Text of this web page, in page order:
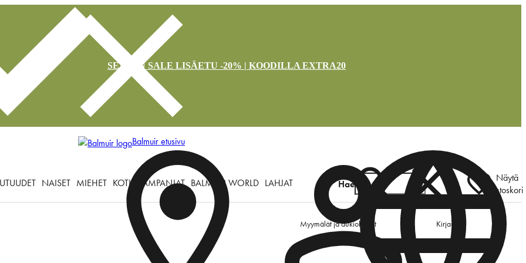
SEASON SALE LISÄETU -20% | KOODILLA EXTRA20
Balmuir etusivu
Myymälät ja aukioloajat Kirjaudu
NAISET MIEHET KOTI KAMPANJAT BALMUIR WORLD LAHJAT Hae
Näytä
ostoskori